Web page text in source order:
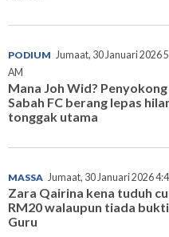
PODIUM Jumaat, 30 Januari 2026
AM
Mana Joh Wid? Penyokong
Sabah FC berang lepas
tonggak utama
MASSA Jumaat, 30 Januari 2026
Zara Qairina kena tuduh
RM20 walaupun tiada
Guru